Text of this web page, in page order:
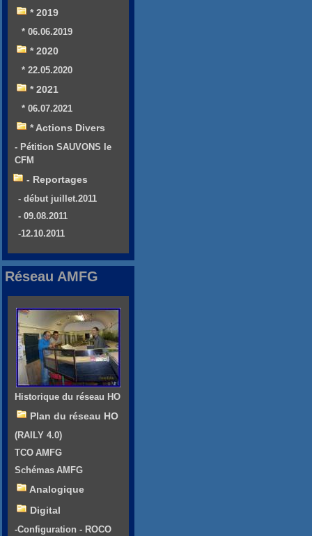
* 2019
* 06.06.2019
* 2020
* 22.05.2020
* 2021
* 06.07.2021
* Actions Divers
- Pétition SAUVONS le
CFM
- Reportages
- début juillet.2011
- 09.08.2011
-12.10.2011
Réseau AMFG
Historique du réseau HO
Plan du réseau HO
(RAILY 4.0)
TCO AMFG
Schémas AMFG
Analogique
Digital
-Configuration - ROCO